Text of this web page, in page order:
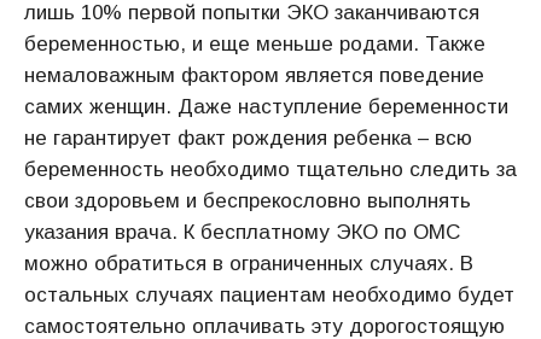
лишь 10% первой попытки ЭКО заканчиваются
беременностью, и еще меньше родами. Также
немаловажным фактором является поведение
самих женщин. Даже наступление беременности
не гарантирует факт рождения ребенка – всю
беременность необходимо тщательно следить за
свои здоровьем и беспрекословно выполнять
указания врача. К бесплатному ЭКО по ОМС
можно обратиться в ограниченных случаях. В
остальных случаях пациентам необходимо будет
самостоятельно оплачивать эту дорогостоящую